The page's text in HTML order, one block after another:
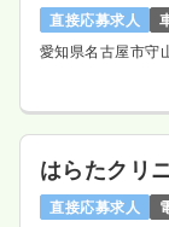
直接応募求人
愛知県名古屋市守
はらたクリ
直接応募求人